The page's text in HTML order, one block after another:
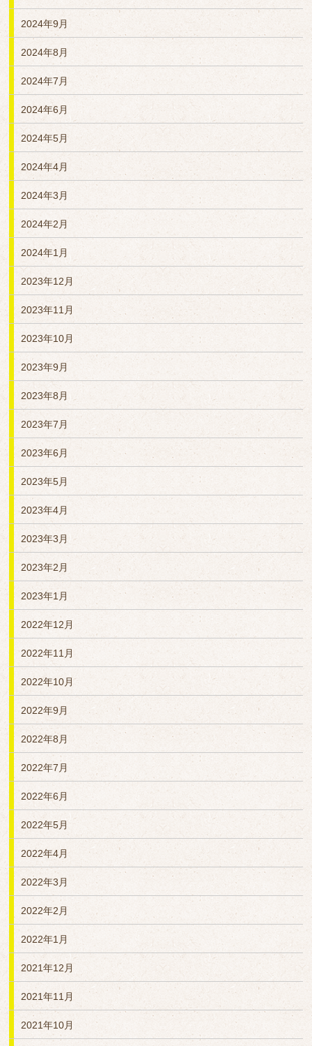
2024年9月
2024年8月
2024年7月
2024年6月
2024年5月
2024年4月
2024年3月
2024年2月
2024年1月
2023年12月
2023年11月
2023年10月
2023年9月
2023年8月
2023年7月
2023年6月
2023年5月
2023年4月
2023年3月
2023年2月
2023年1月
2022年12月
2022年11月
2022年10月
2022年9月
2022年8月
2022年7月
2022年6月
2022年5月
2022年4月
2022年3月
2022年2月
2022年1月
2021年12月
2021年11月
2021年10月